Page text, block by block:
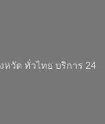
หวัด ทั่วไทย บริการ 24